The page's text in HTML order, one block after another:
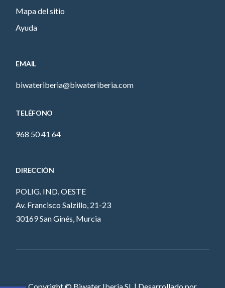
Mapa del sitio
Ayuda
EMAIL
biwateriberia@biwateriberia.com
TELÉFONO
968 50 41 64
DIRECCIÓN
POLIG. IND. OESTE
Av. Francisco Salzillo, 21-23
30169 San Ginés, Murcia